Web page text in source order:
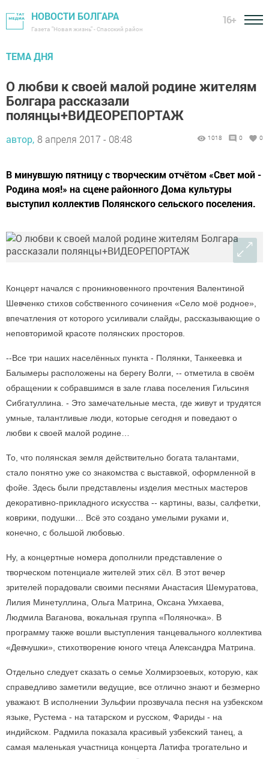
НОВОСТИ БОЛГАРА
Газета "Новая жизнь" - Спасский район
16+
ТЕМА ДНЯ
О любви к своей малой родине жителям
Болгара рассказали
полянцы+ВИДЕОРЕПОРТАЖ
автор, 8 апреля 2017 - 08:48 1018 0 0
В минувшую пятницу с творческим отчётом «Свет мой -
Родина моя!» на сцене районного Дома культуры
выступил коллектив Полянского сельского поселения.
Концерт начался с проникновенного прочтения Валентиной
Шевченко стихов собственного сочинения «Село моё родное»,
впечатления от которого усиливали слайды, рассказывающие о
неповторимой красоте полянских просторов.
--Все три наших населённых пункта - Полянки, Танкеевка и
Балымеры расположены на берегу Волги, -- отметила в своём
обращении к собравшимся в зале глава поселения Гильсиня
Сибгатуллина. - Это замечательные места, где живут и трудятся
умные, талантливые люди, которые сегодня и поведают о
любви к своей малой родине…
То, что полянская земля действительно богата талантами,
стало понятно уже со знакомства с выставкой, оформленной в
фойе. Здесь были представлены изделия местных мастеров
декоративно-прикладного искусства -- картины, вазы, салфетки,
коврики, подушки… Всё это создано умелыми руками и,
конечно, с большой любовью.
Ну, а концертные номера дополнили представление о
творческом потенциале жителей этих сёл. В этот вечер
зрителей порадовали своими песнями Анастасия Шемуратова,
Лилия Минетуллина, Ольга Матрина, Оксана Умхаева,
Людмила Ваганова, вокальная группа «Поляночка». В
программу также вошли выступления танцевального коллектива
«Девчушки», стихотворение юного чтеца Александра Матрина.
Отдельно следует сказать о семье Холмирзоевых, которую, как
справедливо заметили ведущие, все отлично знают и безмерно
уважают. В исполнении Зульфии прозвучала песня на узбекском
языке, Рустема - на татарском и русском, Фариды - на
индийском. Радмила показала красивый узбекский танец, а
самая маленькая участница концерта Латифа трогательно и